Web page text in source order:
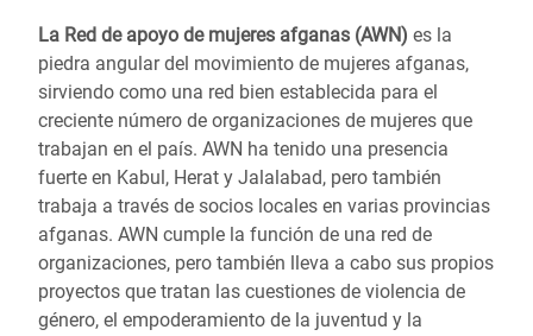
La Red de apoyo de mujeres afganas (AWN) es la
piedra angular del movimiento de mujeres afganas,
sirviendo como una red bien establecida para el
creciente número de organizaciones de mujeres que
trabajan en el país. AWN ha tenido una presencia
fuerte en Kabul, Herat y Jalalabad, pero también
trabaja a través de socios locales en varias provincias
afganas. AWN cumple la función de una red de
organizaciones, pero también lleva a cabo sus propios
proyectos que tratan las cuestiones de violencia de
género, el empoderamiento de la juventud y la